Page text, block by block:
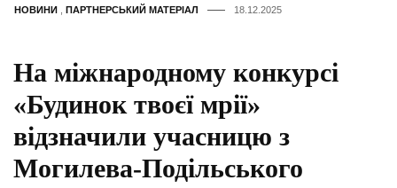
НОВИНИ ПАРТНЕРСЬКИЙ МАТЕРІАЛ 18.12.2025
На міжнародному конкурсі
«Будинок твоєї мрії»
відзначили учасницю з
Могилева-Подільського